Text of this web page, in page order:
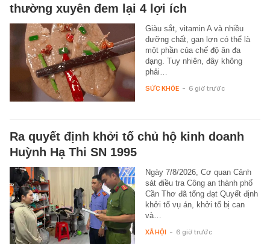
thường xuyên đem lại 4 lợi ích
Giàu sắt, vitamin A và nhiều
dưỡng chất, gan lợn có thể là
một phần của chế độ ăn đa
dạng. Tuy nhiên, đây không
phải…
SỨC KHỎE - 6 giờ trước
Ra quyết định khởi tố chủ hộ kinh doanh
Huỳnh Hạ Thi SN 1995
Ngày 7/8/2026, Cơ quan Cảnh
sát điều tra Công an thành phố
Cần Thơ đã tống đạt Quyết định
khởi tố vụ án, khởi tố bị can
và…
XÃ HỘI - 6 giờ trước